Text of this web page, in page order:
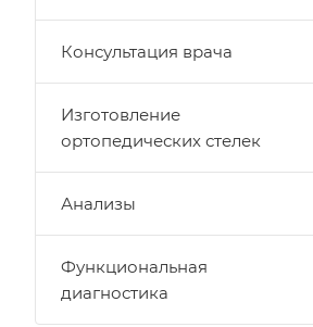
Консультация врача
Изготовление
ортопедических стелек
Анализы
Функциональная
диагностика